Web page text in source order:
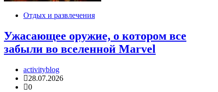
Отдых и развлечения
Ужасающее оружие, о котором все
забыли во вселенной Marvel
activityblog
28.07.2026
0